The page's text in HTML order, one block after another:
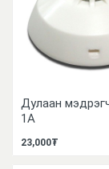
Дулаан
1А
23,000₮